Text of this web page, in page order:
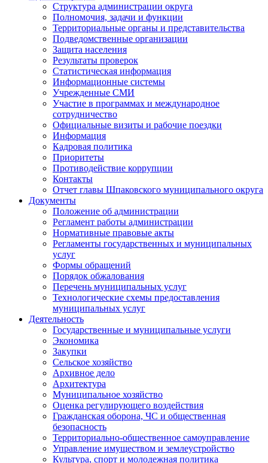
Структура администрации округа
Полномочия, задачи и функции
Территориальные органы и представительства
Подведомственные организации
Защита населения
Результаты проверок
Статистическая информация
Информационные системы
Учрежденные СМИ
Участие в программах и международное
сотрудничество
Официальные визиты и рабочие поездки
Информация
Кадровая политика
Приоритеты
Противодействие коррупции
Контакты
Отчет главы Шпаковского муниципального округа
Документы
Положение об администрации
Регламент работы администрации
Нормативные правовые акты
Регламенты государственных и муниципальных
услуг
Формы обращений
Порядок обжалования
Перечень муниципальных услуг
Технологические схемы предоставления
муниципальных услуг
Деятельность
Государственные и муниципальные услуги
Экономика
Закупки
Сельское хозяйство
Архивное дело
Архитектура
Муниципальное хозяйство
Оценка регулирующего воздействия
Гражданская оборона, ЧС и общественная
безопасность
Территориально-общественное самоуправление
Управление имуществом и землеустройство
Культура, спорт и молодежная политика